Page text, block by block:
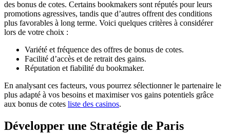
des bonus de cotes. Certains bookmakers sont réputés pour leurs
promotions agressives, tandis que d’autres offrent des conditions
plus favorables à long terme. Voici quelques critères à considérer
lors de votre choix :
Variété et fréquence des offres de bonus de cotes.
Facilité d’accès et de retrait des gains.
Réputation et fiabilité du bookmaker.
En analysant ces facteurs, vous pourrez sélectionner le partenaire le
plus adapté à vos besoins et maximiser vos gains potentiels grâce
aux bonus de cotes liste des casinos.
Développer une Stratégie de Paris